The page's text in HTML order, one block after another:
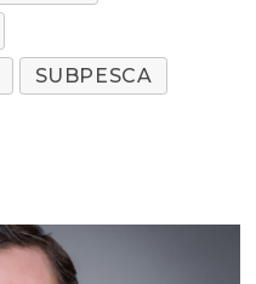
SUBPESCA